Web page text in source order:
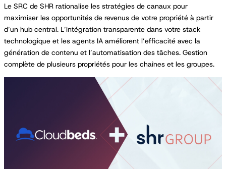
Le SRC de SHR rationalise les stratégies de canaux pour
maximiser les opportunités de revenus de votre propriété à partir
d’un hub central. L’intégration transparente dans votre stack
technologique et les agents IA améliorent l’efficacité avec la
génération de contenu et l’automatisation des tâches. Gestion
complète de plusieurs propriétés pour les chaînes et les groupes.